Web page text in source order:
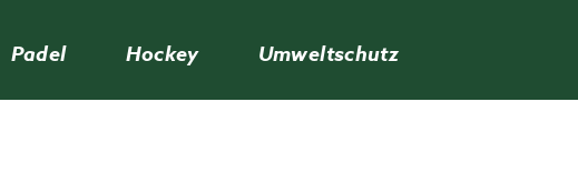
Padel Hockey Umweltschutz